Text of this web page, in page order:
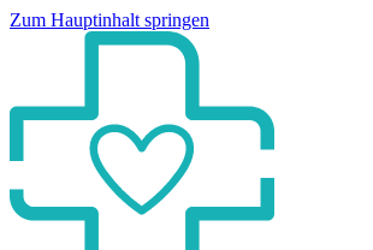
Zum Hauptinhalt springen